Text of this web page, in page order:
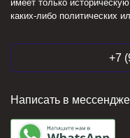
имеет только
каких-либо политических
+7
Написать в